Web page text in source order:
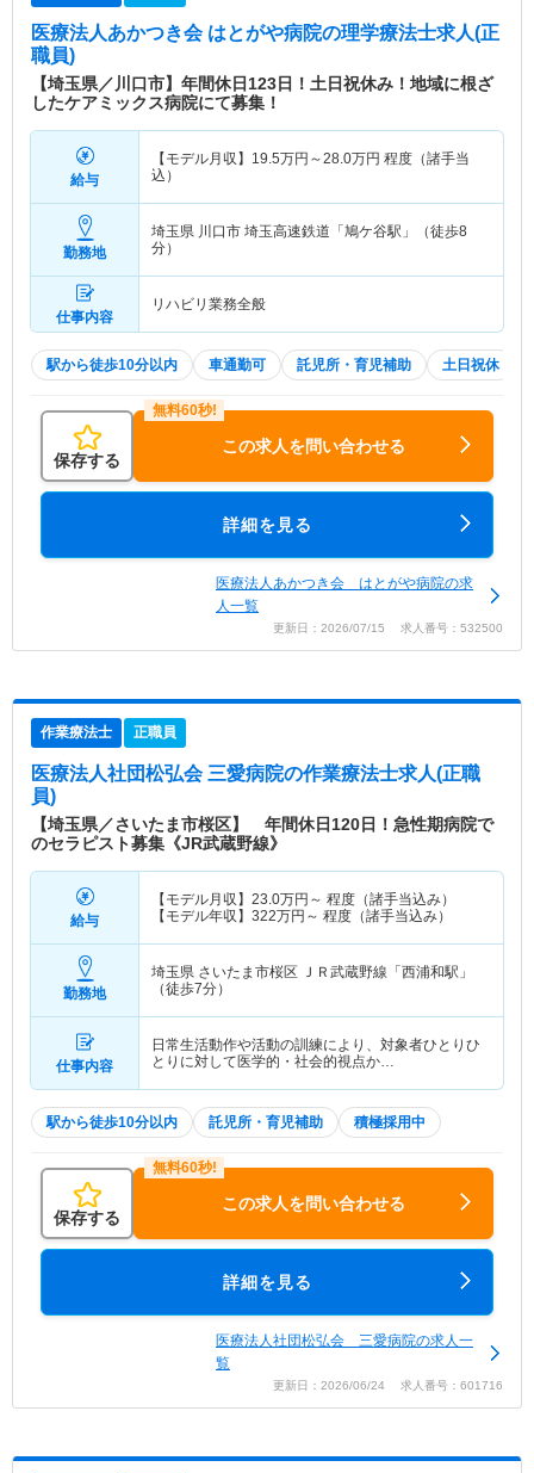
医療法人あかつき会 はとがや病院の理学療法士求人(正
職員)
【埼玉県／川口市】年間休日123日！土日祝休み！地域に根ざ
したケアミックス病院にて募集！
給与
【モデル月収】 19.5万円～28.0万円 程度（諸手当
込）
勤務地
埼玉県 川口市 埼玉高速鉄道「鳩ケ谷駅」（徒歩8
分）
仕事内容
リハビリ業務全般
駅から徒歩10分以内 車通勤可 託児所・育児補助 土日祝休
保存する
この求人を問い合わせる
詳細を見る
医療法人あかつき会 はとがや病院の求
人一覧
更新日：2026/07/15 求人番号：532500
作業療法士 正職員
医療法人社団松弘会 三愛病院の作業療法士求人(正職
員)
【埼玉県／さいたま市桜区】 年間休日120日！急性期病院で
のセラピスト募集《JR武蔵野線》
給与
【モデル月収】 23.0万円～ 程度（諸手当込み）
【モデル年収】 322万円～ 程度（諸手当込み）
勤務地
埼玉県 さいたま市桜区 ＪＲ武蔵野線「西浦和駅」
（徒歩7分）
仕事内容
日常生活動作や活動の訓練により、対象者ひとりひ
とりに対して医学的・社会的視点か…
駅から徒歩10分以内 託児所・育児補助 積極採用中
保存する
この求人を問い合わせる
詳細を見る
医療法人社団松弘会 三愛病院の求人一
覧
更新日：2026/06/24 求人番号：601716